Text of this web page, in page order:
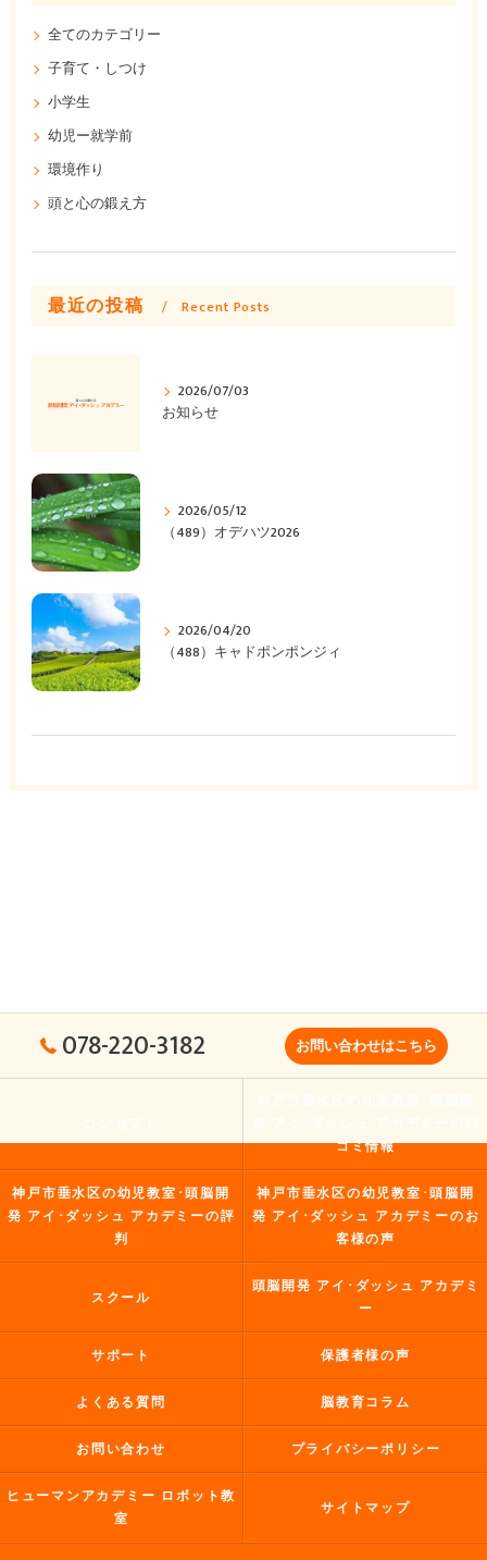
全てのカテゴリー
子育て・しつけ
小学生
幼児ー就学前
環境作り
頭と心の鍛え方
最近の投稿 Recent Posts
2026/07/03
お知らせ
2026/05/12
（489）オデハツ2026
2026/04/20
（488）キャドポンポンジィ
078-220-3182 お問い合わせはこちら
コミ情報
神戸市垂水区の幼児教室･頭脳開
発 アイ･ダッシュ アカデミーの評
判
神戸市垂水区の幼児教室･頭脳開
発 アイ･ダッシュ アカデミーのお
客様の声
スクール
頭脳開発 アイ･ダッシュ アカデミ
ー
サポート 保護者様の声
よくある質問 脳教育コラム
お問い合わせ プライバシーポリシー
ヒューマンアカデミー ロボット教
室
サイトマップ